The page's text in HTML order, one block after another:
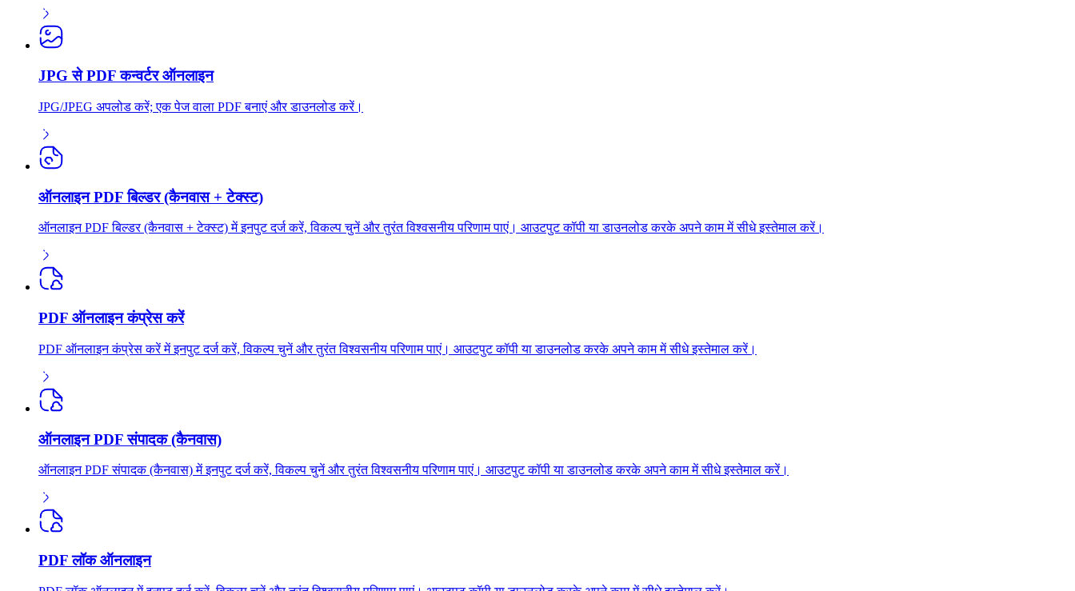
JPG से PDF कन्वर्टर ऑनलाइन
JPG/JPEG अपलोड करें; एक पेज वाला PDF बनाएं और डाउनलोड करें।
ऑनलाइन PDF बिल्डर (कैनवास + टेक्स्ट)
ऑनलाइन PDF बिल्डर (कैनवास + टेक्स्ट) में इनपुट दर्ज करें, विकल्प चुनें और तुरंत विश्वसनीय परिणाम पाएं। आउटपुट कॉपी या डाउनलोड करके अपने काम में सीधे इस्तेमाल करें।
PDF ऑनलाइन कंप्रेस करें
PDF ऑनलाइन कंप्रेस करें में इनपुट दर्ज करें, विकल्प चुनें और तुरंत विश्वसनीय परिणाम पाएं। आउटपुट कॉपी या डाउनलोड करके अपने काम में सीधे इस्तेमाल करें।
ऑनलाइन PDF संपादक (कैनवास)
ऑनलाइन PDF संपादक (कैनवास) में इनपुट दर्ज करें, विकल्प चुनें और तुरंत विश्वसनीय परिणाम पाएं। आउटपुट कॉपी या डाउनलोड करके अपने काम में सीधे इस्तेमाल करें।
PDF लॉक ऑनलाइन